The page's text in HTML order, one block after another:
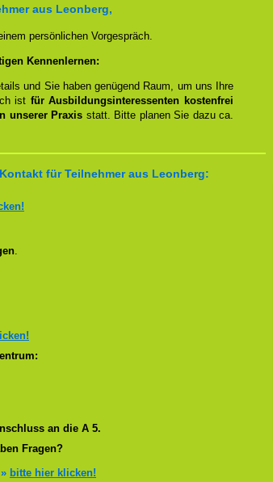
aus Leonberg,
persönlichen Vorgespräch.
Kennenlernen:
und Sie haben genügend Raum, um uns Ihre
ist für Ausbildungsinteressenten kostenfrei
unserer Praxis statt. Bitte planen Sie dazu ca.
für Teilnehmer aus Leonberg:
.
an die A 5.
Fragen?
» bitte hier klicken!